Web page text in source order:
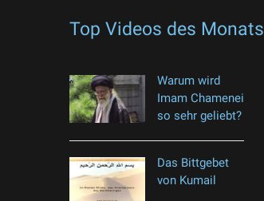
Top Videos des Monats
Warum wird
Imam Chamenei
so sehr geliebt?
Das Bittgebet
von Kumail